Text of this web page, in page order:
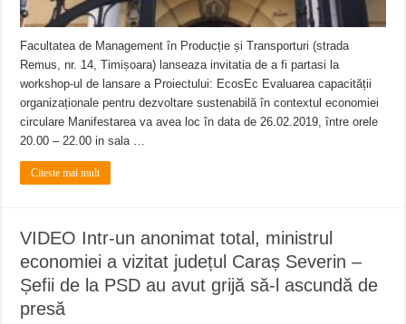
Facultatea de Management în Producție și Transporturi (strada
Remus, nr. 14, Timișoara) lanseaza invitatia de a fi partasi la
workshop-ul de lansare a Proiectului: EcosEc Evaluarea capacității
organizaționale pentru dezvoltare sustenabilă în contextul economiei
circulare Manifestarea va avea loc în data de 26.02.2019, între orele
20.00 – 22.00 in sala …
Citeste mai mult
VIDEO Intr-un anonimat total, ministrul
economiei a vizitat județul Caraș Severin –
Șefii de la PSD au avut grijă să-l ascundă de
presă